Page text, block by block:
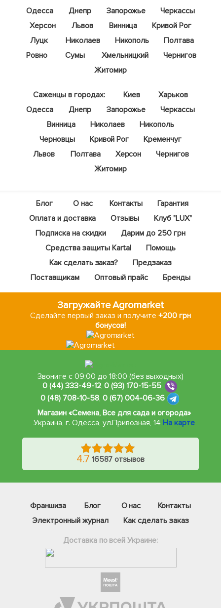
Одесса
Днепр Запорожье
Черкассы
Херсон
Львов Винница
Кривой Рог
Луцк
Николаев Никополь
Полтава
Ровно
Сумы Хмельницкий
Чернигов
Житомир
Саженцы в городах: Киев
Харьков
Одесса
Днепр Запорожье
Черкассы
Винница
Николаев
Никополь
Черновцы
Кривой Рог
Кременчуг
Львов
Полтава Херсон
Чернигов
Житомир
Блог О нас Контакты
Гарантия
Оплата и доставка
Отзывы
Клуб "LUX"
Подписка на скидки
Дарим до 250 грн
Средства защиты Kartal
Помощь
Как сделать заказ?
Предзаказ
Поставщикам
Оптовый прайс Бренды
Загружайте Agromarket
Сделайте первый заказ и получите +200 грн
бонусов!
Звоните с 09:00 до 18:00 (без выходных)
0 (44) 333-49-12,0 (93) 170-15-55,
0 (48) 708-10-58, 0 (67) 004-06-36
Магазин «Семена, Все для сада и огорода»
Украина, г. Одесса, ул.Привозная, 14 На карте
4.7 16587 отзывов
Франшиза Блог О нас
Контакты
Электронный журнал
Как сделать заказ
Доставка по всей Украине: